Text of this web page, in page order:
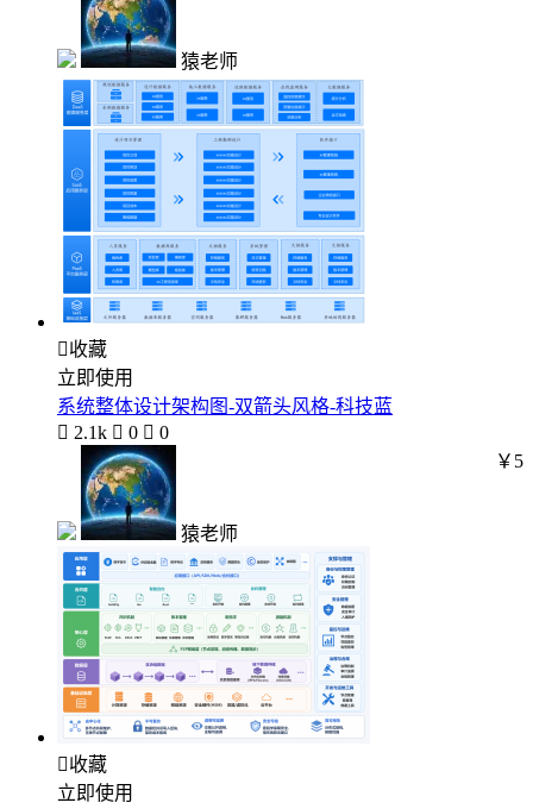
猿老师
收藏
立即使用
系统整体设计架构图-双箭头风格-科技蓝
 2.1k  0  0
猿老师
￥5
收藏
立即使用